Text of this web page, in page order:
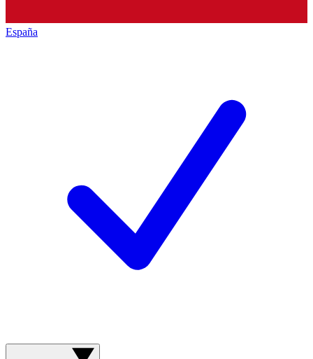
España